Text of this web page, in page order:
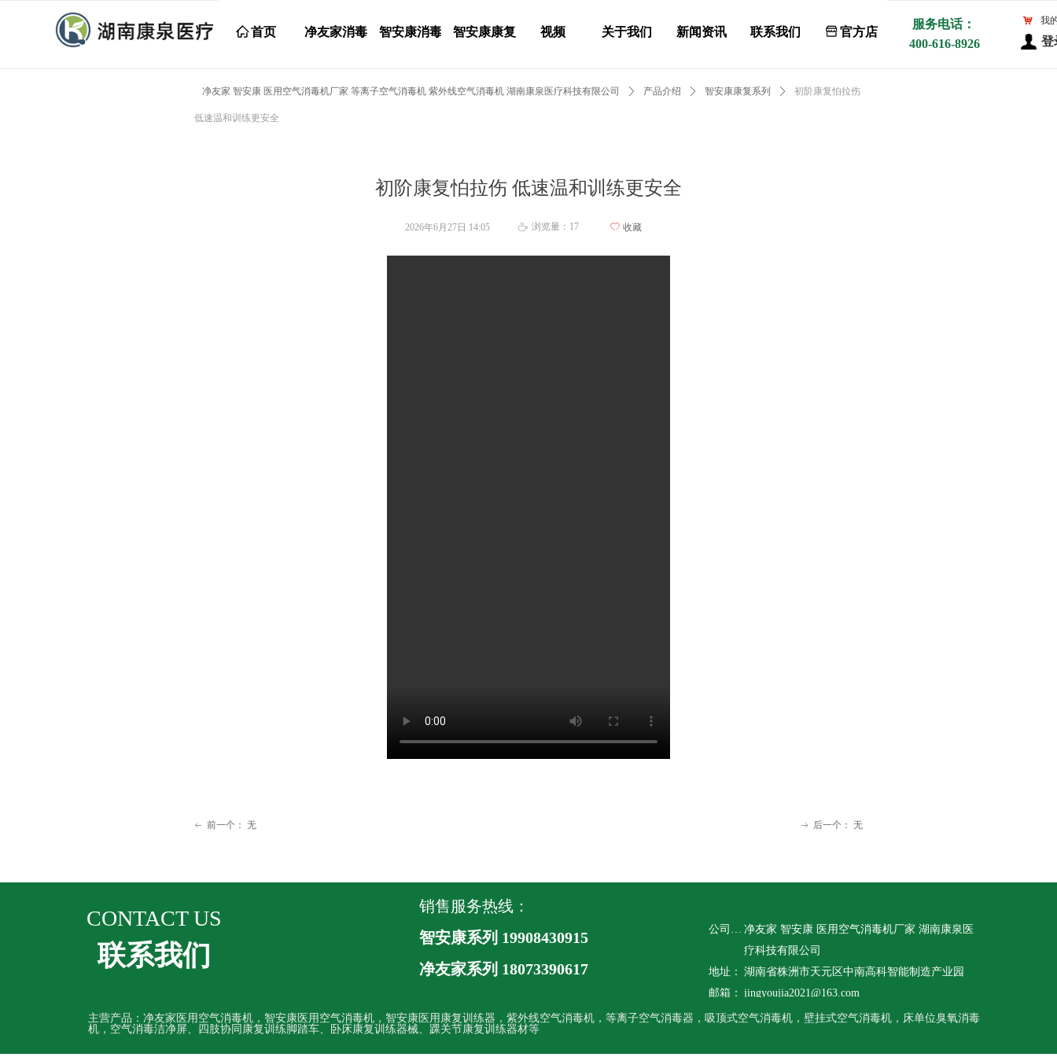
ꀇ 首页 净友家消毒 智安康消毒 智安康康复 视频 关于我们 新闻资讯 联系我们 ꀰ 官方店
登
服务电话：
400-616-8926
낙 我
初阶康复怕拉伤 低速温和训练更安全
净友家 智安康 医用空气消毒机厂家 等离子空气消毒机 紫外线空气消毒机 湖南康泉医疗科技有限公司 ꄲ 产品介绍 ꄲ 智安康康复系列 ꄲ 初阶康复怕拉伤
低速温和训练更安全
2026年6月27日 14:05 ꄘ 浏览量： 17 ꄀ 收藏
ꂃ 前一个： 无 ꁹ 后一个： 无
销售服务热线：
智安康系列 19908430915
净友家系列 18073390617
CONTACT US
联系我们
公司名称： 净友家 智安康 医用空气消毒机厂家 湖南康泉医
疗科技有限公司
地址： 湖南省株洲市天元区中南高科智能制造产业园
邮箱： jingyoujia2021@163.com
主营产品：净友家医用空气消毒机，智安康医用空气消毒机，智安康医用康复训练器，紫外线空气消毒机，等离子空气消毒器，吸顶式空气消毒机，壁挂式空气消毒机，床单位臭氧消毒
机，空气消毒洁净屏、四肢协同康复训练脚踏车、卧床康复训练器械、踝关节康复训练器材等